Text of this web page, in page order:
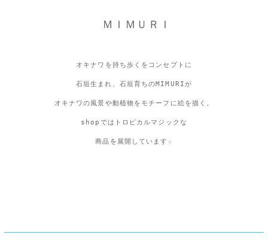
ＭＩＭＵＲＩ
オキナワを持ち歩くをコンセプトに
石垣生まれ、石垣育ちのMIMURIが
オキナワの風景や動植物をモチーフに絵を描く。
shopではトロピカルマジックな
商品を展開しています☆